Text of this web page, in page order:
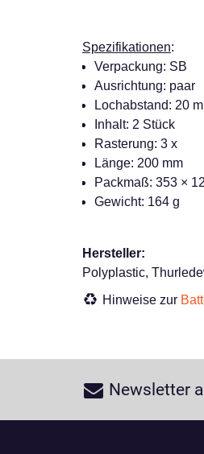
Spezifikationen:
Verpackung: SB
Ausrichtung: paar
Lochabstand: 20
Inhalt: 2 Stück
Rasterung: 3 x
Länge: 200 mm
Packmaß: 353 ×
Gewicht: 164 g
Hersteller:
Polyplastic,
Hinweise zur
Newsletter